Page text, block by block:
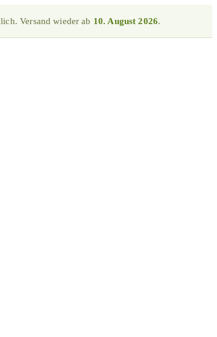
Versand wieder ab 10. August 2026.